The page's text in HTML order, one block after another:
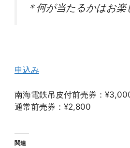
＊何が当たるかはお楽
申込み
南海電鉄吊皮付前売券：
通常前売券：¥2,800
関連